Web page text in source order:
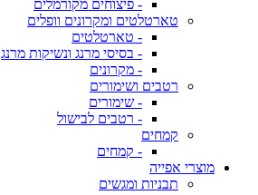
- פיצוחים מקורמלים
טארטלטים ומקרונים וופלים
- טארטלטים
- בסיסי מרנג ונשיקות מרנג
- מקרונים
רטבים ושימורים
- שימורים
- רטבים לבישול
קמחים
- קמחים
מוצרי אפייה
תבניות ומגשים